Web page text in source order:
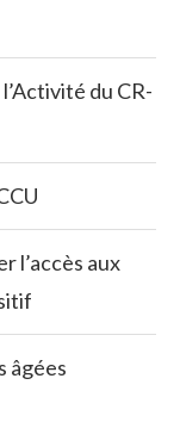
du CR-
l’accès aux
âgées